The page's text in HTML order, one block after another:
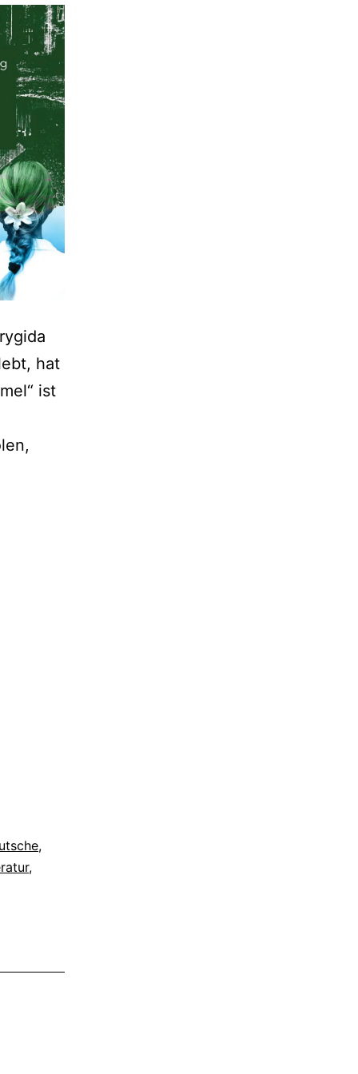
hat
ist
,
,